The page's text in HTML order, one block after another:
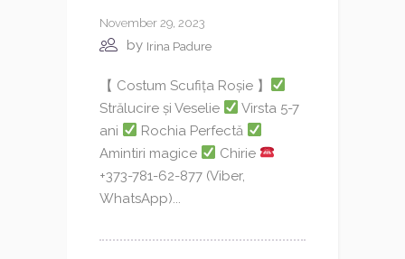
November 29, 2023
by Irina Padure
【 Costum Scufița Roșie 】
Strălucire și Veselie
Virsta 5-7
ani
Rochia Perfectă
Amintiri magice
Chirie
+373-781-62-877 (Viber,
WhatsApp)...